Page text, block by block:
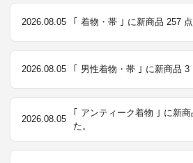
2026.08.05 ｢ 着物・帯 ｣ に新商品 257 点
2026.08.05 ｢ 男性着物・帯 ｣ に新商品 3
2026.08.05
｢ アンティーク着物 ｣ に新
た。